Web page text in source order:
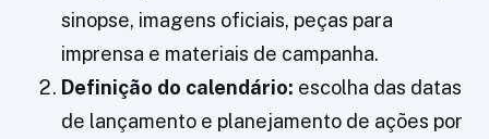
sinopse, imagens oficiais, peças para
imprensa e materiais de campanha.
Definição do calendário: escolha das datas
de lançamento e planejamento de ações por